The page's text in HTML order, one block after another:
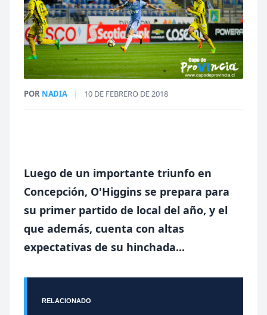
POR NADIA | 10 DE FEBRERO DE 2018
Luego de un importante triunfo en
Concepción, O'Higgins se prepara para
su primer partido de local del año, y el
que además, cuenta con altas
expectativas de su hinchada...
RELACIONADO